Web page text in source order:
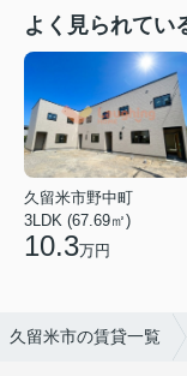
よく見られてい
久留米市野中町
3LDK (67.69㎡)
10.3万円
久留米市の賃貸一覧